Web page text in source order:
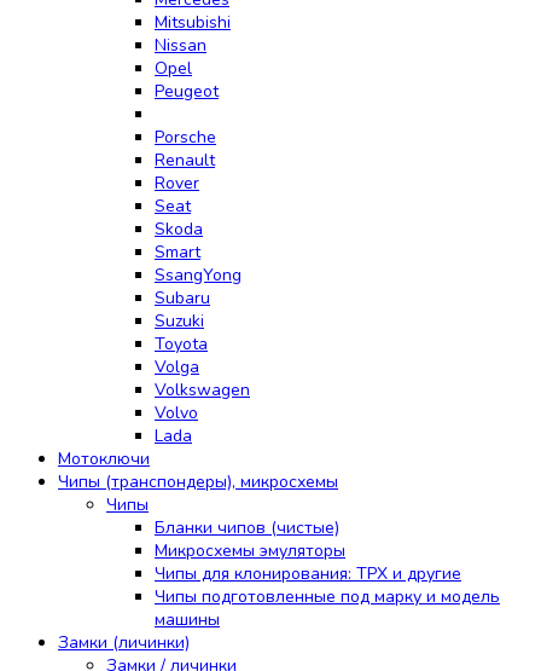
Mitsubishi
Nissan
Opel
Peugeot
Porsche
Renault
Rover
Seat
Skoda
Smart
SsangYong
Subaru
Suzuki
Toyota
Volga
Volkswagen
Volvo
Lada
Мотоключи
Чипы (транспондеры), микросхемы
Чипы
Бланки чипов (чистые)
Микросхемы эмуляторы
Чипы для клонирования: TPX и другие
Чипы подготовленные под марку и модель
машины
Замки (личинки)
Замки / личинки